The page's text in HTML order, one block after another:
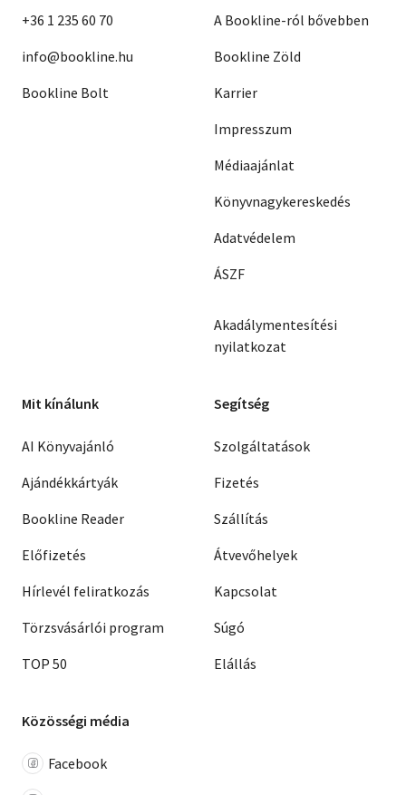
+36 1 235 60 70
info@bookline.hu
Bookline Bolt
A Bookline-ról bővebben
Bookline Zöld
Karrier
Impresszum
Médiaajánlat
Könyvnagykereskedés
Adatvédelem
ÁSZF
Akadálymentesítési
nyilatkozat
Mit kínálunk
AI Könyvajánló
Ajándékkártyák
Bookline Reader
Előfizetés
Hírlevél feliratkozás
Törzsvásárlói program
TOP 50
Segítség
Szolgáltatások
Fizetés
Szállítás
Átvevőhelyek
Kapcsolat
Súgó
Elállás
Közösségi média
Facebook